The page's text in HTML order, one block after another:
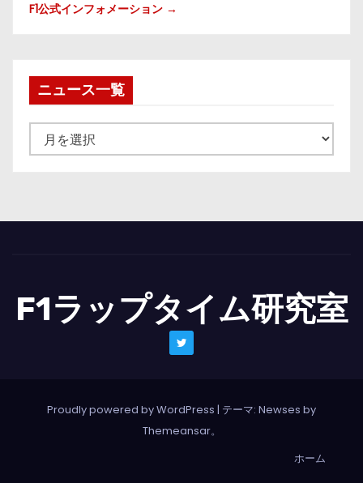
F1公式インフォメーション →
ニュース一覧
ュ
一
F1ラップタイム研究室
Proudly powered by WordPress | テーマ: Newses by
Themeansar。
ホーム